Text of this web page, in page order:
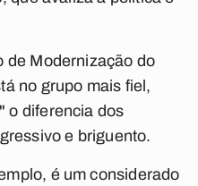
de Modernização do
no grupo mais fiel,
o diferencia dos
e briguento.
é um considerado